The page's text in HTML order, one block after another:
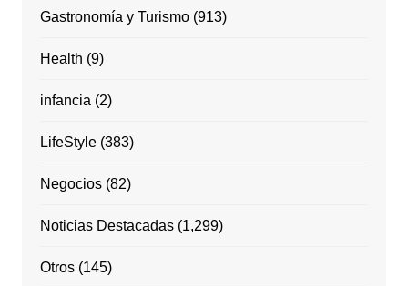
Gastronomía y Turismo(913)
Health (9)
infancia (2)
LifeStyle(383)
Negocios(82)
Noticias Destacadas(1,299)
Otros(145)